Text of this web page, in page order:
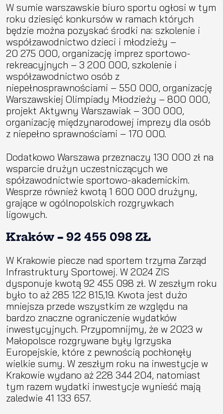
W sumie warszawskie biuro sportu ogłosi w tym
roku dziesięć konkursów w ramach których
będzie można pozyskać środki na: szkolenie i
współzawodnictwo dzieci i młodzieży –
20 275 000, organizację imprez sportowo-
rekreacyjnych – 3 200 000, szkolenie i
współzawodnictwo osób z
niepełnosprawnościami – 550 000, organizację
Warszawskiej Olimpiady Młodzieży – 800 000,
projekt Aktywny Warszawiak – 300 000,
organizację międzynarodowej imprezy dla osób
z niepełno sprawnościami – 170 000.
Dodatkowo Warszawa przeznaczy 130 000 zł na
wsparcie drużyn uczestniczących we
spółzawodnictwie sportowo-akademickim.
Wesprze również kwotą 1 600 000 drużyny,
grające w ogólnopolskich rozgrywkach
ligowych.
Kraków – 92 455 098 ZŁ
W Krakowie piecze nad sportem trzyma Zarząd
Infrastruktury Sportowej. W 2024 ZIS
dysponuje kwotą 92 455 098 zł. W zeszłym roku
było to aż 285 122 815,19. Kwota jest dużo
mniejsza przede wszystkim ze względu na
bardzo znaczne ograniczenie wydatków
inwestycyjnych. Przypomnijmy, że w 2023 w
Małopolsce rozgrywane były Igrzyska
Europejskie, które z pewnością pochłonęły
wielkie sumy. W zeszłym roku na inwestycje w
Krakowie wydano aż 228 344 204, natomiast
tym razem wydatki inwestycje wynieść mają
zaledwie 41 133 657.